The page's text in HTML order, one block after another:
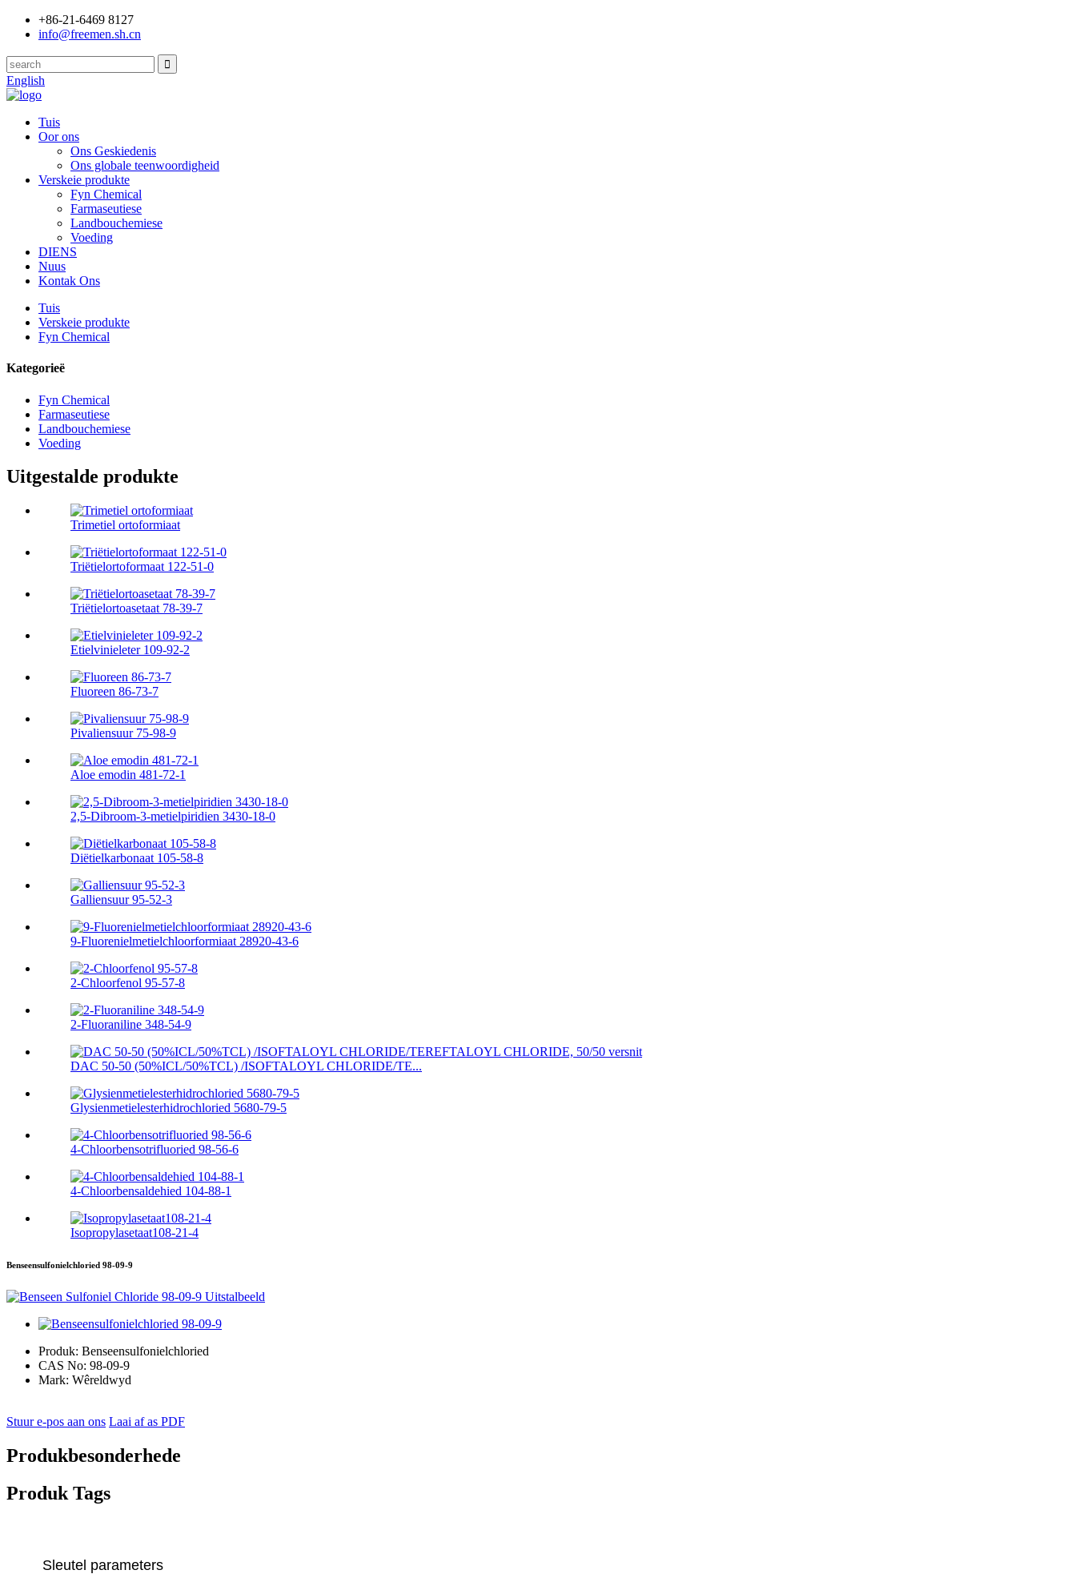
+86-21-6469 8127
info@freemen.sh.cn
English
Tuis
Oor ons
Ons Geskiedenis
Ons globale teenwoordigheid
Verskeie produkte
Fyn Chemical
Farmaseutiese
Landbouchemiese
Voeding
DIENS
Nuus
Kontak Ons
Tuis
Verskeie produkte
Fyn Chemical
Kategorieë
Fyn Chemical
Farmaseutiese
Landbouchemiese
Voeding
Uitgestalde produkte
Trimetiel ortoformiaat
Triëtielortoformaat 122-51-0
Triëtielortoasetaat 78-39-7
Etielvinieleter 109-92-2
Fluoreen 86-73-7
Pivaliensuur 75-98-9
Aloe emodin 481-72-1
2,5-Dibroom-3-metielpiridien 3430-18-0
Diëtielkarbonaat 105-58-8
Galliensuur 95-52-3
9-Fluorenielmetielchloorformiaat 28920-43-6
2-Chloorfenol 95-57-8
2-Fluoraniline 348-54-9
DAC 50-50 (50%ICL/50%TCL) /ISOFTALOYL CHLORIDE/TE...
Glysienmetielesterhidrochloried 5680-79-5
4-Chloorbensotrifluoried 98-56-6
4-Chloorbensaldehied 104-88-1
Isopropylasetaat108-21-4
Benseensulfonielchloried 98-09-9
Produk: Benseensulfonielchloried
CAS No: 98-09-9
Mark: Wêreldwyd
Stuur e-pos aan ons Laai af as PDF
Produkbesonderhede
Produk Tags
Sleutel parameters